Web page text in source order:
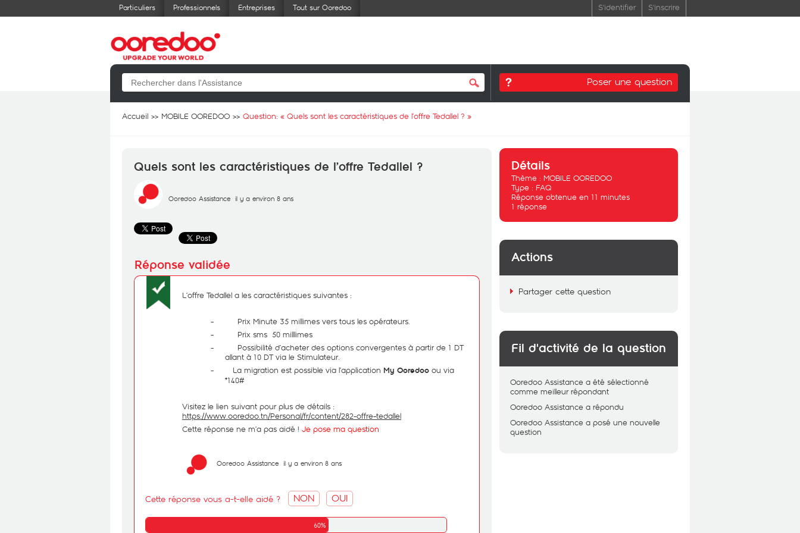
Particuliers Professionnels Entreprises Tout sur Ooredoo S'identifier S'inscrire
Poser une question
Accueil MOBILE OOREDOO Question: « Quels sont les caractéristiques de l’offre Tedallel ? »
Quels sont les caractéristiques de l’offre Tedallel ?
Ooredoo Assistance il y a environ 8 ans
L’offre Tedallel a les caractéristiques suivantes :
- Prix Minute 35 millimes vers tous les opérateurs.
- Prix sms 50 milllimes
- Possibilité d’acheter des options convergentes à partir de 1 DT
allant à 10 DT via le Stimulateur.
- La migration est possible via l’application My Ooredoo ou via
*140#
Visitez le lien suivant pour plus de détails :
https://www.ooredoo.tn/Personal/fr/content/282-offre-tedallel
Cette réponse ne m’a pas aidé ! Je pose ma question
Ooredoo Assistance il y a environ 8 ans
Cette réponse vous a-t-elle aidé ? NON OUI
60%
Détails
Thème : MOBILE OOREDOO
Type : FAQ
Réponse obtenue en 11 minutes
1 réponse
Actions
Partager cette question
Fil d'activité de la question
Ooredoo Assistance a été sélectionné
comme meilleur répondant
Ooredoo Assistance a répondu
Ooredoo Assistance a posé une nouvelle
question